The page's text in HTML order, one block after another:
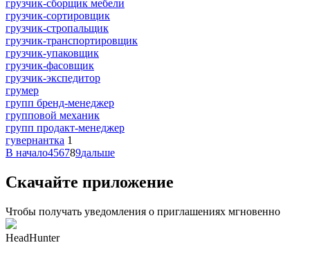
грузчик-сборщик мебели
грузчик-сортировщик
грузчик-стропальщик
грузчик-транспортировщик
грузчик-упаковщик
грузчик-фасовщик
грузчик-экспедитор
грумер
групп бренд-менеджер
групповой механик
групп продакт-менеджер
гувернантка 1
В начало456789дальше
Скачайте приложение
Чтобы получать уведомления о приглашениях мгновенно
HeadHunter